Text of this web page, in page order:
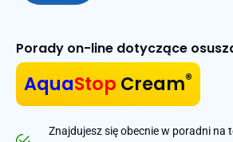
Porady on-line dotyczące
AquaStop Cream®
Znajdujesz się obecnie w poradni na